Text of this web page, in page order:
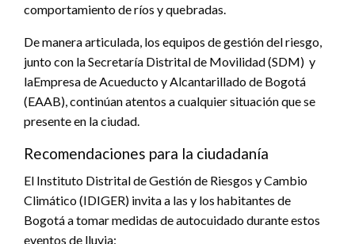
comportamiento de ríos y quebradas.
De manera articulada, los equipos de gestión del riesgo,
junto con la Secretaría Distrital de Movilidad (SDM) y
laEmpresa de Acueducto y Alcantarillado de Bogotá
(EAAB), continúan atentos a cualquier situación que se
presente en la ciudad.
Recomendaciones para la ciudadanía
El Instituto Distrital de Gestión de Riesgos y Cambio
Climático (IDIGER) invita a las y los habitantes de
Bogotá a tomar medidas de autocuidado durante estos
eventos de lluvia: